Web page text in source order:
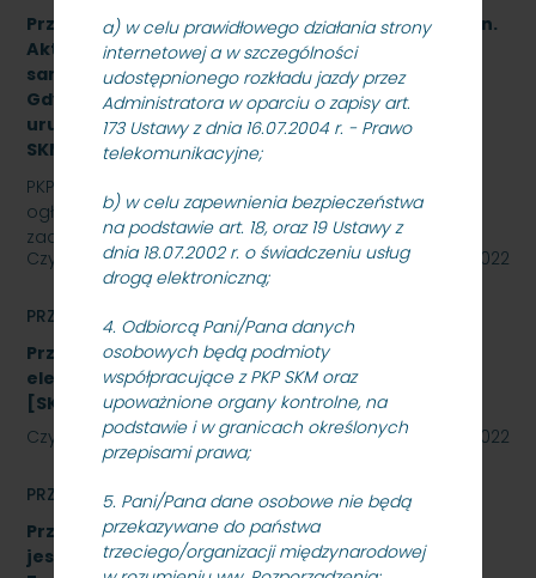
a) w celu prawidłowego działania strony
internetowej a w szczególności
udostępnionego rozkładu jazdy przez
Administratora w oparciu o zapisy art.
173 Ustawy z dnia 16.07.2004 r. - Prawo
telekomunikacyjne;
b) w celu zapewnienia bezpieczeństwa
na podstawie art. 18, oraz 19 Ustawy z
dnia 18.07.2002 r. o świadczeniu usług
drogą elektroniczną;
4. Odbiorcą Pani/Pana danych
osobowych będą podmioty
współpracujące z PKP SKM oraz
upoważnione organy kontrolne, na
podstawie i w granicach określonych
przepisami prawa;
5. Pani/Pana dane osobowe nie będą
przekazywane do państwa
trzeciego/organizacji międzynarodowej
Przetarg nieograniczony na wykonanie zadania pn.
Aktualizacja dokumentacji projektowej i budowa
samoczynnej blokady liniowej na odcinku Sopot –
Gdynia Orłowo wraz z wdrożeniem, rozruchem i
uruchomieniem urządzeń i systemów -
SKMMU.086.38.22.
PKP SZYBKA KOLEJ MIEJSKA W TRÓJMIEŚCIE Sp. z o.o.
ogłasza przetarg nieograniczony na wykonanie
zadania pn. Aktualizacja dokumentacji projektowej i…
Czytaj dalej
08 listopada 2022
PRZETARGI
Przetarg nieograniczony na zakup energii
elektrycznej nietrakcyjnej na rok 2023
[SKMMU.086.59.22]
Czytaj dalej
27 października 2022
PRZETARGI
Przetarg nieograniczony, którego przedmiotem
jest „sukcesywna dostawa do siedziby